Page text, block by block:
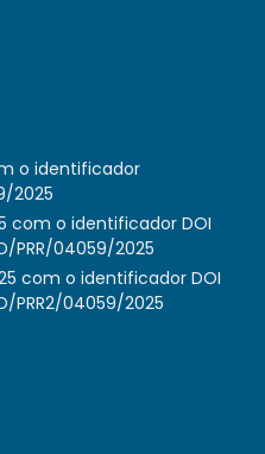
o identificador
2025
com o identificador DOI
PRR/04059/2025
com o identificador DOI
PRR2/04059/2025